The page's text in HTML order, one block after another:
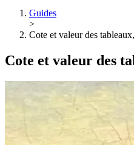
Guides
>
Cote et valeur des
Cote et valeur des